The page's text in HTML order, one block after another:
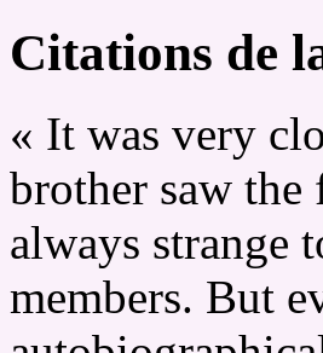
Citations de
« It was very
brother saw
always strange
members. But